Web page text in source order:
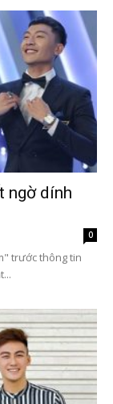
ngờ dính
0
trước thông tin